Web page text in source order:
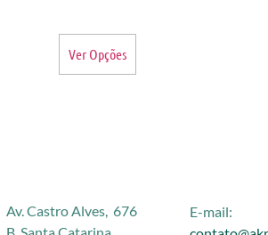
Ver Opções
Av. Castro Alves, 676
E-mail: